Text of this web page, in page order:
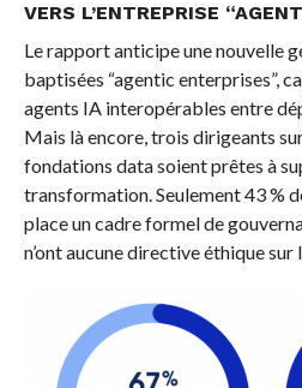
VERS L’ENTREPRISE
Le rapport anticipe une nouvelle
baptisées “agentic enterprises”,
agents IA interopérables entre
Mais là encore, trois dirigeants
fondations data soient prêtes à
transformation. Seulement 43 %
place un cadre formel de
n’ont aucune directive éthique sur